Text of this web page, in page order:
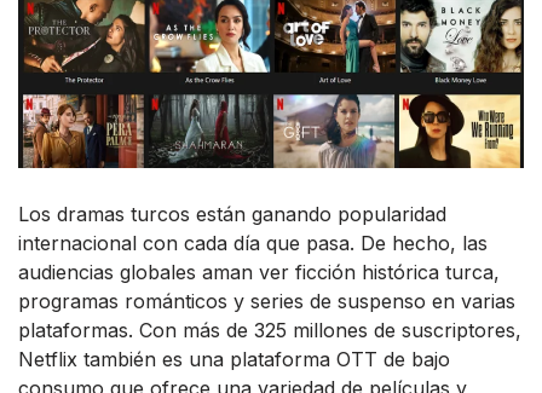
Los dramas turcos están ganando popularidad
internacional con cada día que pasa. De hecho, las
audiencias globales aman ver ficción histórica turca,
programas románticos y series de suspenso en varias
plataformas. Con más de 325 millones de suscriptores,
Netflix también es una plataforma OTT de bajo